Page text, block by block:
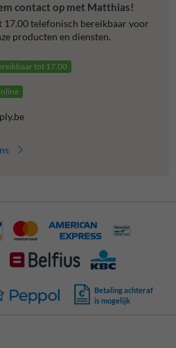
contact op met Matthias!
17.00 telefonisch bereikbaar voor
producten en diensten.
tot 17.00
Betaling achteraf
is mogelijk